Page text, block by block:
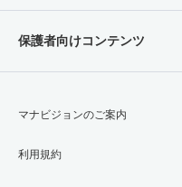
保護者向けコンテンツ
マナビジョンのご案内
利用規約